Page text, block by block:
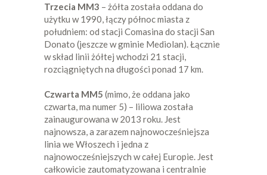
Trzecia MM3 – żółta została oddana do
użytku w 1990, łączy północ miasta z
południem: od stacji Comasina do stacji San
Donato (jeszcze w gminie Mediolan). Łącznie
w skład linii żółtej wchodzi 21 stacji,
rozciągniętych na długości ponad 17 km.
Czwarta MM5 (mimo, że oddana jako
czwarta, ma numer 5) – liliowa została
zainaugurowana w 2013 roku. Jest
najnowsza, a zarazem najnowocześniejsza
linia we Włoszech i jedna z
najnowocześniejszych w całej Europie. Jest
całkowicie zautomatyzowana i centralnie